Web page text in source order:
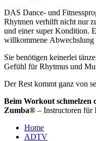
DAS Dance- und
Rhytmen verhilft nicht nur
und einer super Kondition.
willkommene Abwechslung
Sie benötigen keinerlei
Gefühl für Rhytmus und
Der Rest kommt ganz von
Beim Workout schmelzen
Zumba® – Instructoren für
Home
ADTV